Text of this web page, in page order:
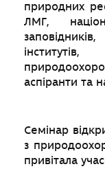
природних
ЛМГ,
аспіранти та
Семінар
з
привітала